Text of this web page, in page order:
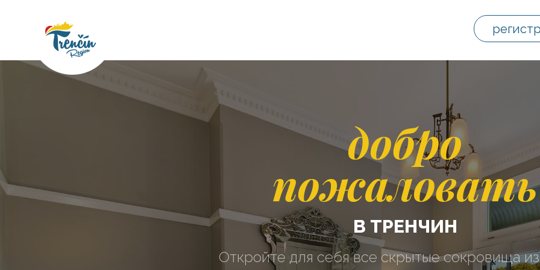
регистр
добро
пожаловать
В ТРЕНЧИН
Откройте для себя все скрытые сокровища